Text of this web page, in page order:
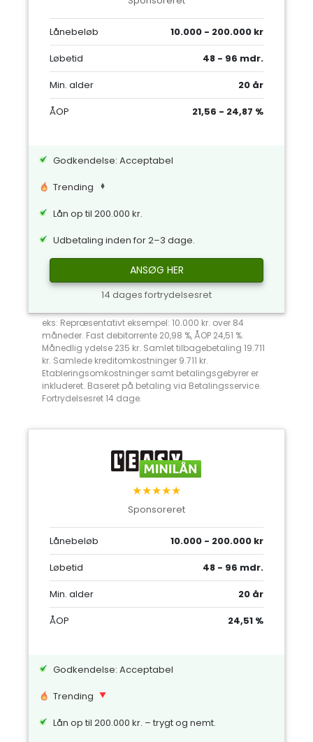
Lånebeløb
10.000 - 200.000 kr
Løbetid
48 - 96 mdr.
Min. alder
20 år
ÅOP
21,56 - 24,87 %
Godkendelse: Acceptabel
Trending
Lån op til 200.000 kr.
Udbetaling inden for 2–3 dage.
ANSØG HER
14 dages fortrydelsesret
eks: Repræsentativt eksempel: 10.000 kr. over 84
måneder. Fast debitorrente 20,98 %, ÅOP 24,51 %.
Månedlig ydelse 235 kr. Samlet tilbagebetaling 19.711
kr. Samlede kreditomkostninger 9.711 kr.
Etableringsomkostninger samt betalingsgebyrer er
inkluderet. Baseret på betaling via Betalingsservice.
Fortrydelsesret 14 dage.
★★★★★
Sponsoreret
Lånebeløb
10.000 - 200.000 kr
Løbetid
48 - 96 mdr.
Min. alder
20 år
ÅOP
24,51 %
Godkendelse: Acceptabel
Trending
Lån op til 200.000 kr. – trygt og nemt.